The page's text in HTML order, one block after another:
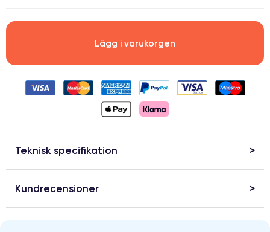
Lägg i varukorgen
Teknisk specifikation
Kundrecensioner